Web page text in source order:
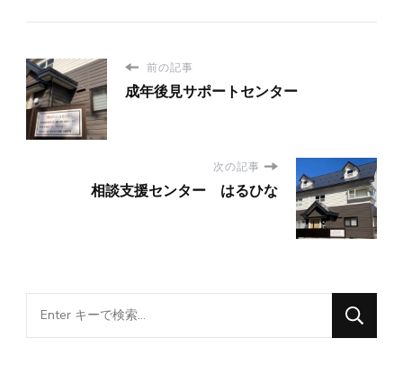
前の記事
成年後見サポートセンター
次の記事
相談支援センター はるひな
に